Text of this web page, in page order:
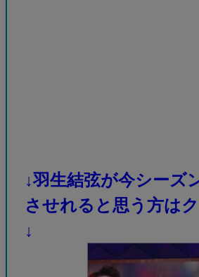
↓羽生結弦が今シーズ
させれると思う方は
↓